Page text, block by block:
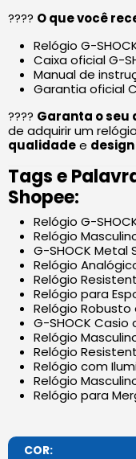
???? O que você
Relógio G-
Caixa oficial G-
Manual de
Garantia oficial
???? Garanta o seu
de adquirir um
qualidadee
Tags e
Shopee:
Relógio G-
Relógio
G-SHOCK Metal
Relógio
Relógio
Relógio para
Relógio
G-SHOCK
Relógio
Relógio
Relógio com
Relógio
Relógio para
COR